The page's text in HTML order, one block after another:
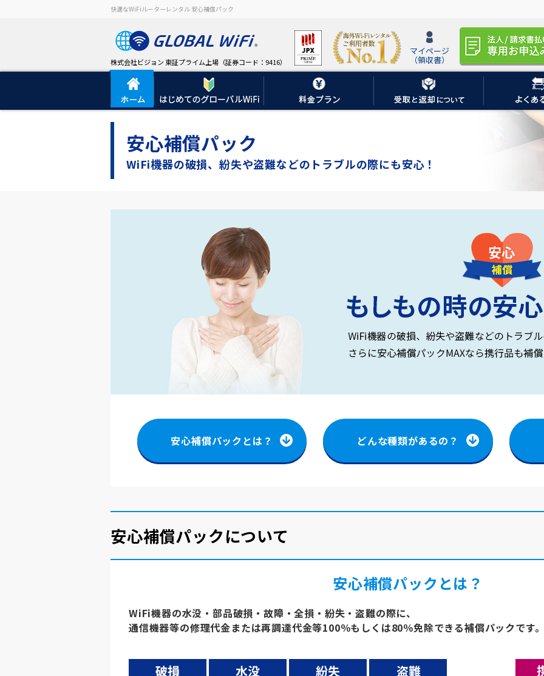
快適なWiFiルーターレンタル 安心補償パック
株式会社ビジョン 東証プライム上場（証券コード：9416）
マイページ
（領収書）
安心補償パック
WiFi機器の破損、紛失や盗難などのトラブルの際にも安心！
安心補償パックとは？ どんな種類があるの？
安心補償パックについて
安心補償パックとは？
WiFi機器の水没・部品破損・故障・全損・紛失・盗難の際に、
通信機器等の修理代金または再調達代金等100％もしくは80％免除できる補償パックです